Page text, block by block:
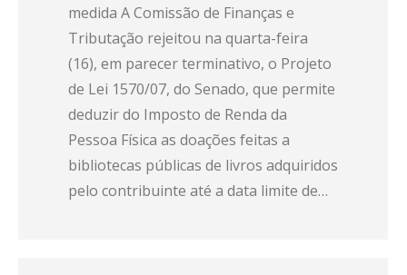
medida A Comissão de Finanças e
Tributação rejeitou na quarta-feira
(16), em parecer terminativo, o Projeto
de Lei 1570/07, do Senado, que permite
deduzir do Imposto de Renda da
Pessoa Física as doações feitas a
bibliotecas públicas de livros adquiridos
pelo contribuinte até a data limite de…